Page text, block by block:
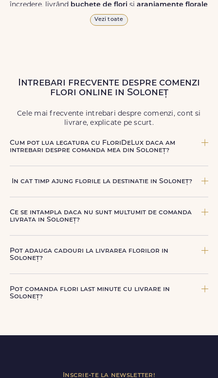
încredere, livrând buchete de flori și aranjamente florale
de calitate superioară în Soloneț și în toată România.
Livrăm buchete de florichiar și în weekend, pentru ca tu
să poți adresa un gest frumos atunci când ai nevoie.
Vezi toate
Intrebari frecvente despre comenzi
flori online in Soloneț
Cele mai frecvente intrebari despre comenzi, cont si
livrare, explicate pe scurt.
Cum pot lua legatura cu FloriDeLux daca am
intrebari despre comanda mea din Soloneț?
pentru comenzile cu livrare in Soloneț. Ne poti contacta
produse, telefonic la +40 722 394 904, prin chat-ul de pe
In cat timp ajung florile la destinatie in Soloneț?
platii comenzii, in functie de intervalul de livrare aes.
Ce se intampla daca nu sunt multumit de comanda
livrata in Soloneț?
astfel incat poti comanda fara griji.
Pot adauga cadouri la livrarea florilor in
Soloneț?
baloane, ursuleti de plus, torturi sau alte produse
premium direct in cosul de cumparaturi.
Pot comanda flori last minute cu livrare in
Soloneț?
doar cateva ore.
Inscrie-te la newsletter!